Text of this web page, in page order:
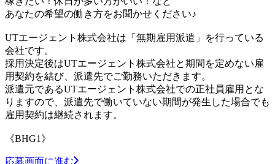
あなたの希望の働き方をお聞かせください♪
UTエージェント株式会社は「無期雇用派遣」を行っている
会社です。
採用決定後はUTエージェント株式会社と期間を定めない雇
用契約を結び、派遣先でご勤務いただきます。
派遣元であるUTエージェント株式会社での正社員雇用とな
りますので、派遣先で働いていない期間が発生した場合でも
雇用契約は継続されます。
《BHG1》
応募画面に進む